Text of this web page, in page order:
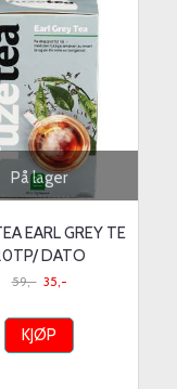
På lager
EARL GREY TE
DATO
59,- 35,-
KJØP